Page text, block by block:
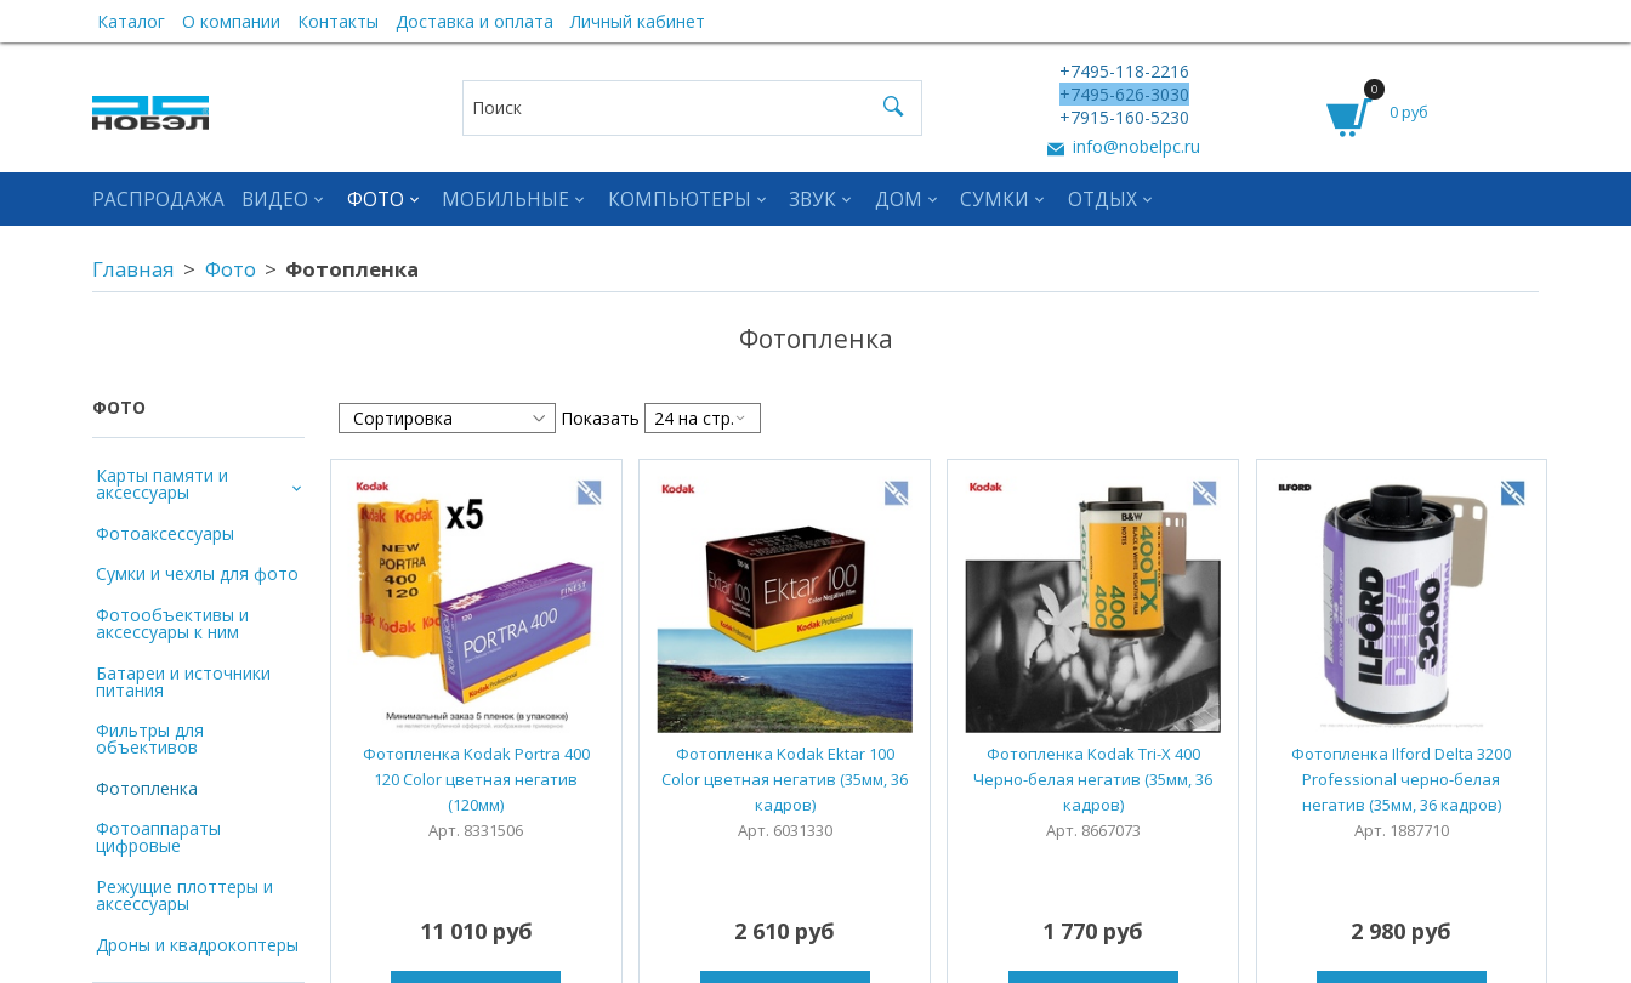
Каталог О компании Контакты Доставка и оплата Личный кабинет
+7495-118-2216
+7495-626-3030
+7915-160-5230
info@nobelpc.ru
0
0 руб
РАСПРОДАЖА ВИДЕО ФОТО МОБИЛЬНЫЕ КОМПЬЮТЕРЫ ЗВУК ДОМ СУМКИ ОТДЫХ
Главная Фото Фотопленка
Фотопленка
Показать
Фотопленка Kodak Portra 400
120 Color цветная негатив
(120мм)
Арт. 8331506
11 010 руб
Фотопленка Kodak Ektar 100
Color цветная негатив (35мм, 36
кадров)
Арт. 6031330
2 610 руб
Фотопленка Kodak Tri-X 400
Черно-белая негатив (35мм, 36
кадров)
Арт. 8667073
1 770 руб
Фотопленка Ilford Delta 3200
Professional черно-белая
негатив (35мм, 36 кадров)
Арт. 1887710
2 980 руб
ФОТО
Карты памяти и
аксессуары
Фотоаксессуары
Сумки и чехлы для фото
Фотообъективы и
аксессуары к ним
Батареи и источники
питания
Фильтры для
объективов
Фотопленка
Фотоаппараты
цифровые
Режущие плоттеры и
аксессуары
Дроны и квадрокоптеры